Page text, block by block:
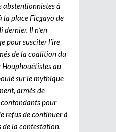
abstentionnistes à
la place Ficgayo de
dernier. Il n’en
pour susciter l’ire
de la coalition du
Houphouétistes au
sur le mythique
armés de
contondants pour
refus de continuer à
de la contestation,